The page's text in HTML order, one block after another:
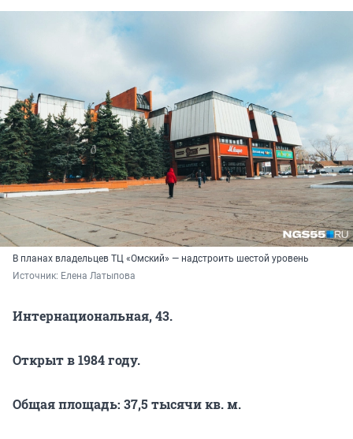
В планах владельцев ТЦ «Омский» — надстроить шестой уровень
Источник: Елена Латыпова
Интернациональная, 43.
Открыт в 1984 году.
Общая площадь: 37,5 тысячи кв. м.